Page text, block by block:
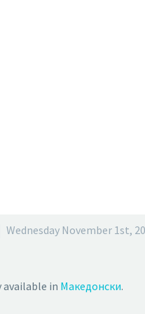
Wednesday November 1st,
available in Македонски.